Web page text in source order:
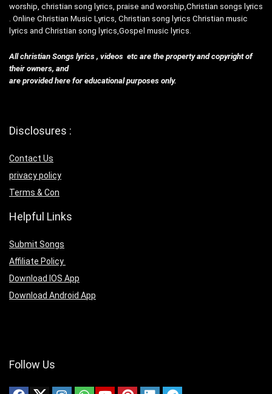
worship, christian song lyrics, praise and worship,Christian songs lyrics
. Online Christian Music Lyrics, Christian song lyrics Christian music
lyrics and Christian song lyrics,Gospel music lyrics.
All christian Songs lyrics , videos etc are the property and copyright of
their owners, and
are provided here for educational purposes only.
Disclosures :
Contact Us
privacy policy
Terms & Con
Helpful Links
Submit Songs
Affiliate Policy
Download IOS App
Download Android App
Follow Us